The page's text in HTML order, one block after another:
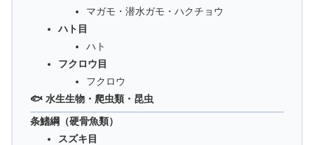
マガモ・潜水ガモ・ハクチョウ
ハト目
ハト
フクロウ目
フクロウ
🐟 水生生物・爬虫類・昆虫
条鰭綱（硬骨魚類）
スズキ目